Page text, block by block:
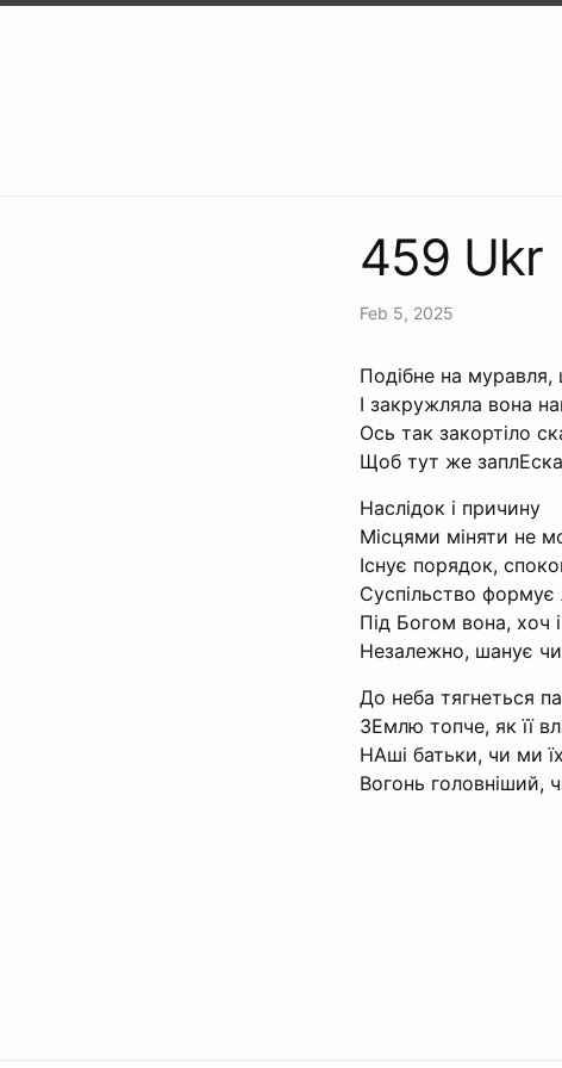
459 Ukr
Feb 5, 2025
Подібне на
І закружляла вона
Ось так закортіло
Щоб тут же
Наслідок і причину
Місцями міняти не
Існує порядок,
Суспільство
Під Богом вона, хоч
Незалежно, шанує
До неба тягнеться
ЗЕмлю топче, як її
НАші батьки, чи ми
Вогонь головніший,